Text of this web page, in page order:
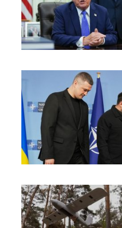
Физики впервые
зафиксировали
«отрицательное время»
"будильник" для ВСУ: ВС РФ
ударили по Одессе и
ВИДЕО
Зеленский объявил о
«специальной санкционной
операции» против России
Иск о снятии «Яблока» с
выборов обосновали фото
ChatGPT
В Екатеринбурге склад
Wildberries загорелся после